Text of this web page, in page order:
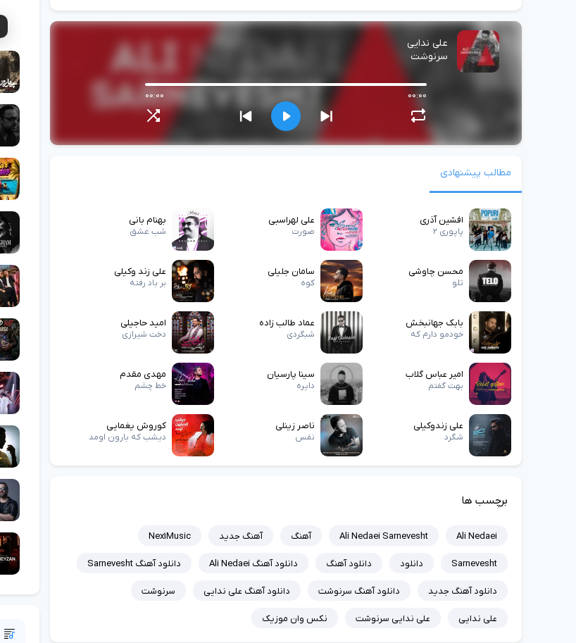
علی ندایی
سرنوشت
00:00 00:00
مطالب پیشنهادی
افشین آذری
پاپوری ۲
علی لهراسبی
صورت
بهنام بانی
شب عشق
محسن چاوشی
تلو
سامان جلیلی
کوه
علی زند وکیلی
بر باد رفته
بابک جهانبخش
خودمو دارم که
عماد طالب زاده
شبگردی
امید حاجیلی
دخت شیرازی
امیر عباس گلاب
بهت گفتم
سینا پارسیان
دایره
مهدی مقدم
خط چشم
علی زندوکیلی
شگرد
ناصر زینلی
نفس
کوروش یغمایی
دیشب که بارون اومد
برچسب ها
Ali Nedaei
Ali Nedaei Sarnevesht آهنگ آهنگ جدید Nex1Music
Sarnevesht دانلود دانلود آهنگ دانلود آهنگ Ali Nedaei دانلود آهنگ Sarnevesht
دانلود آهنگ جدید دانلود آهنگ سرنوشت دانلود آهنگ علی ندایی سرنوشت
علی ندایی علی ندایی سرنوشت نکس وان موزیک